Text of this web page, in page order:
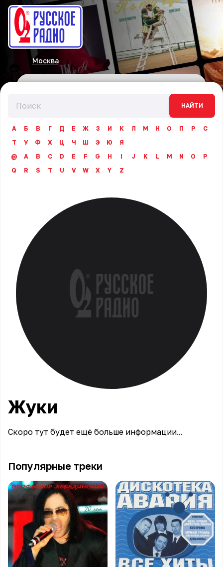
Москва
НАЙТИ
А Б В Г Д Е Ж З И К Л М Н О П Р
С
Т
У Ф Х Ц Ч Ш Э Ю
Я
@
A B C D E F G H I J K L M N O
P
Q
R S T U V W X Y Z
Жуки
Скоро тут будет ещё больше информации...
Популярные треки